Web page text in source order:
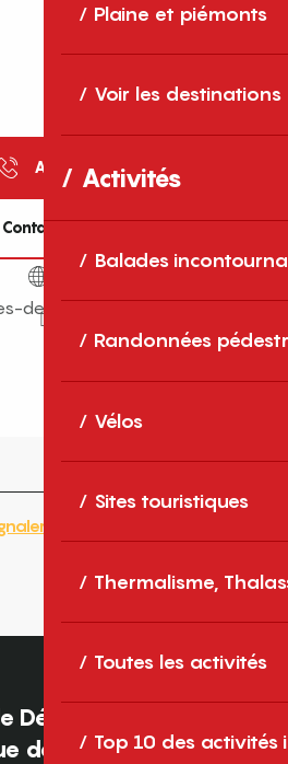
Plaine et piémonts
Voir les destinations
Activités
Balades
Randonnées
Vélos
Sites touristiques
Thermalisme,
Toutes les activités
Top 10 des activités
Appeler
Contactez-nous
de-france-sud.fr
une erreur
Développement
des Pyrénées-